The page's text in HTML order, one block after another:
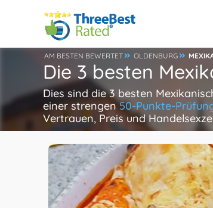
AM BESTEN BEWERTET OLDENBURG
Die 3 besten
Dies sind die 3 besten
einer strengen50-Punkte-
Vertrauen, Preis und